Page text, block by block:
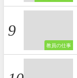
教員の仕事